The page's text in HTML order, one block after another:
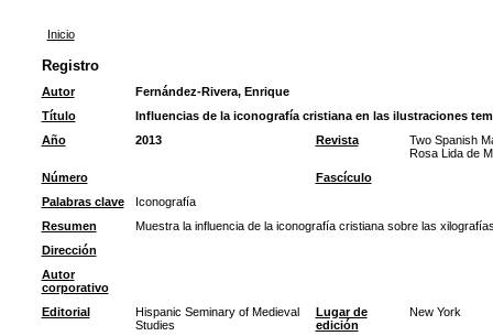
Inicio
Registro
Autor
Fernández-Rivera, Enrique
Título
Influencias de la iconografía cristiana en las ilustraciones
Año
2013 Revista
Two Spanish
Rosa Lida de
Número
Fascículo
Palabras clave
Iconografía
Resumen
Muestra la influencia de la iconografía cristiana sobre las
Dirección
Autor
corporativo
Editorial
Hispanic Seminary of Medieval
Studies
Lugar de
edición
New York